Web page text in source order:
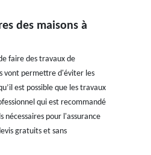
des maisons à
faire des travaux de
vont permettre d'éviter les
est possible que les travaux
qui est recommandé
pour l'assurance
gratuits et sans